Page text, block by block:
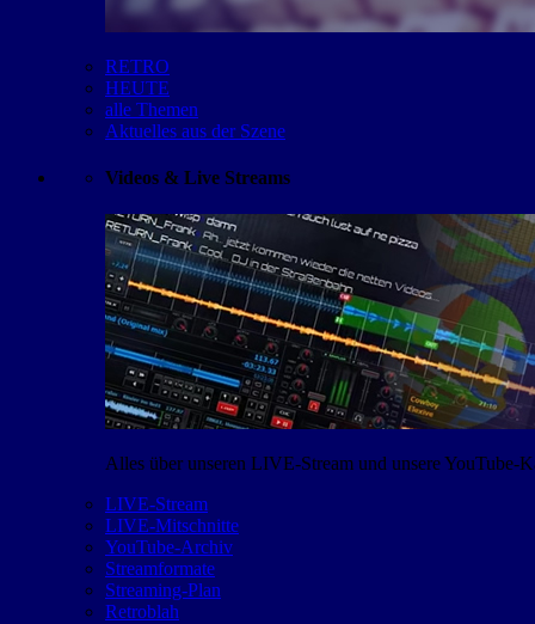
RETRO
HEUTE
alle Themen
Aktuelles aus der Szene
Videos & Live Streams
Alles über unseren LIVE-Stream und unsere YouTube-
LIVE-Stream
LIVE-Mitschnitte
YouTube-Archiv
Streamformate
Streaming-Plan
Retroblah